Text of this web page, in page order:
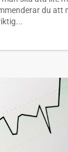
du att